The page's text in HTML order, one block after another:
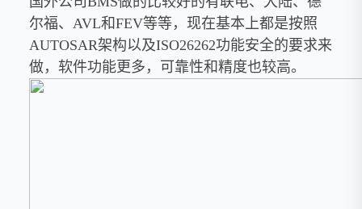
尔福、AVL和FEV等等，现在基本上都是按照
AUTOSAR架构以及ISO26262功能安全的要求来
做，软件功能更多，可靠性和精度也较高。